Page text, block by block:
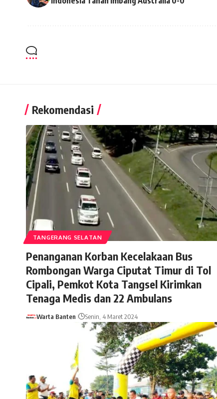
Rekomendasi
TANGERANG SELATAN
Penanganan Korban Kecelakaan Bus
Rombongan Warga Ciputat Timur di Tol
Cipali, Pemkot Kota Tangsel Kirimkan
Tenaga Medis dan 22 Ambulans
Warta Banten Senin, 4 Maret 2024